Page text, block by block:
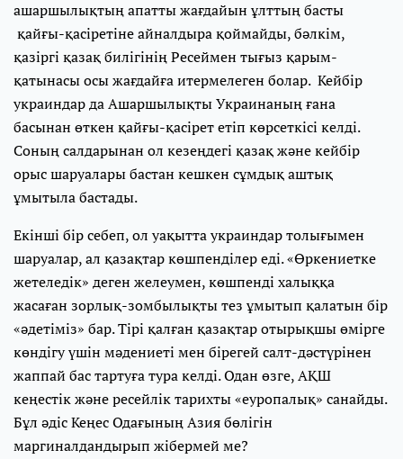
ашаршылықтың апатты жағдайын ұлттың басты
қайғы-қасіретіне айналдыра қоймайды, бәлкім,
қазіргі қазақ билігінің Ресеймен тығыз қарым-
қатынасы осы жағдайға итермелеген болар. Кейбір
украиндар да Ашаршылықты Украинаның ғана
басынан өткен қайғы-қасірет етіп көрсеткісі келді.
Соның салдарынан ол кезеңдегі қазақ және кейбір
орыс шаруалары бастан кешкен сұмдық аштық
ұмытыла бастады.
Екінші бір себеп, ол уақытта украиндар толығымен
шаруалар, ал қазақтар көшпенділер еді. «Өркениетке
жетеледік» деген желеумен, көшпенді халыққа
жасаған зорлық-зомбылықты тез ұмытып қалатын бір
«әдетіміз» бар. Тірі қалған қазақтар отырықшы өмірге
көндігу үшін мәдениеті мен бірегей салт-дәстүрінен
жаппай бас тартуға тура келді. Одан өзге, АҚШ
кеңестік және ресейлік тарихты «еуропалық» санайды.
Бұл әдіс Кеңес Одағының Азия бөлігін
маргиналдандырып жібермей ме?